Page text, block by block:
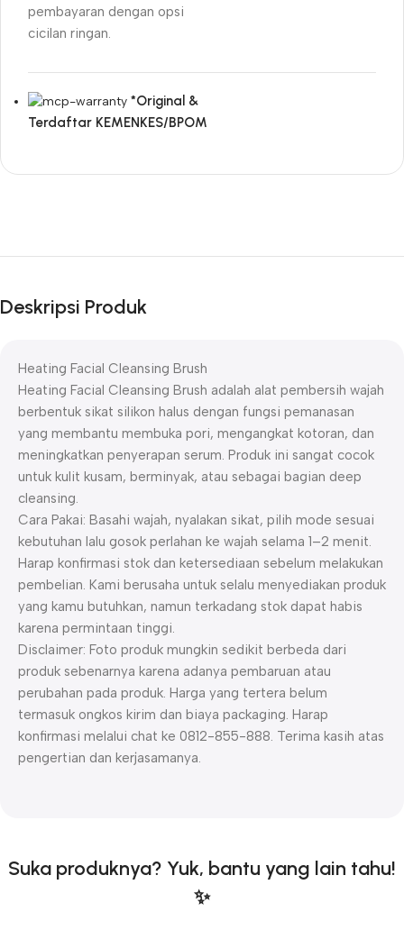
pembayaran dengan opsi
cicilan ringan.
*Original &
Terdaftar KEMENKES/BPOM
Deskripsi Produk
Heating Facial Cleansing Brush
Heating Facial Cleansing Brush adalah alat pembersih wajah
berbentuk sikat silikon halus dengan fungsi pemanasan
yang membantu membuka pori, mengangkat kotoran, dan
meningkatkan penyerapan serum. Produk ini sangat cocok
untuk kulit kusam, berminyak, atau sebagai bagian deep
cleansing.
Cara Pakai: Basahi wajah, nyalakan sikat, pilih mode sesuai
kebutuhan lalu gosok perlahan ke wajah selama 1–2 menit.
Harap konfirmasi stok dan ketersediaan sebelum melakukan
pembelian. Kami berusaha untuk selalu menyediakan produk
yang kamu butuhkan, namun terkadang stok dapat habis
karena permintaan tinggi.
Disclaimer: Foto produk mungkin sedikit berbeda dari
produk sebenarnya karena adanya pembaruan atau
perubahan pada produk. Harga yang tertera belum
termasuk ongkos kirim dan biaya packaging. Harap
konfirmasi melalui chat ke 0812-855-888. Terima kasih atas
pengertian dan kerjasamanya.
Suka produknya? Yuk, bantu yang lain tahu!
✨